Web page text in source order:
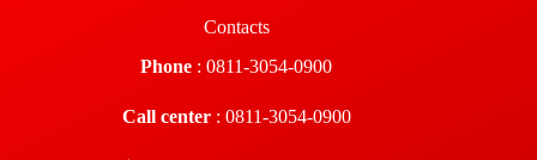
Contacts
Phone : 0811-3054-0900
Call center : 0811-3054-0900